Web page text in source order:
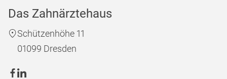
Das Zahnärztehaus
Schützenhöhe 11
01099 Dresden